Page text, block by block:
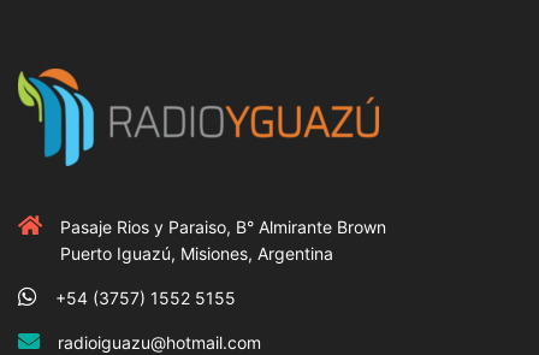
Pasaje Rios y Paraiso, B° Almirante Brown
Puerto Iguazú, Misiones, Argentina
+54 (3757) 1552 5155
radioiguazu@hotmail.com